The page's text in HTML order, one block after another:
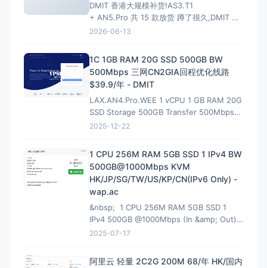
DMIT 香港大规模补货!AS3.T1
+ AN5.Pro 共 15 款放货 蹲了很久,DMIT 香
港终于一次放出两条线,手快有手慢无(港区一
流量 · 入门 $6.9/月起
2026-06-13
1C 1GB RAM 20G SSD 500GB BW
500Mbps 三网CN2GIA回程优化线路
$39.9/年 - DMIT
LAX.AN4.Pro.WEE 1 vCPU 1 GB RAM 20G
SSD Storage 500GB Transfer 500Mbps
VirtIO Interface 1 IPv4 &amp; 1 IPv6 /64
2025-12-22
1 CPU 256M RAM 5GB SSD 1 IPv4 BW
500GB@1000Mbps KVM
HK/JP/SG/TW/US/KP/CN(IPv6 Only) -
wap.ac
&nbsp; 1 CPU 256M RAM 5GB SSD 1
IPv4 500GB @1000Mbps (In &amp; Out)
KVM Virtualization 立即购买 &nbsp; HK
台,NVMe固
2025-07-17
阿里云 轻量 2C2G 200M 68/年 HK/国内